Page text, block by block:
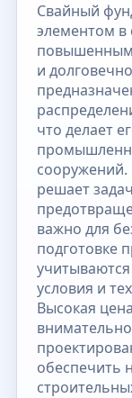
Свайный
элементом в
и
что делает
сооружений.
решает
важно для
подготовке
условия и
Высокая
обеспечить